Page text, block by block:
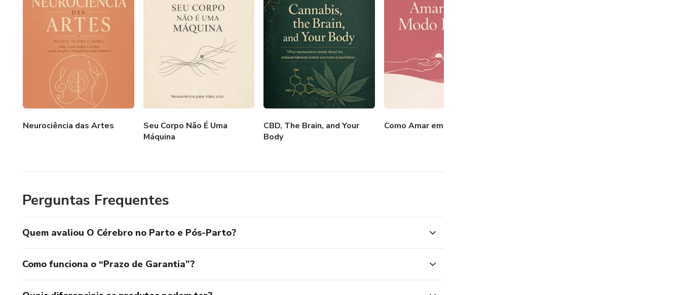
Neurociência das Artes
Seu Corpo Não É Uma
Máquina
CBD, The Brain, and Your
Body
Como Amar em Modo Luta?
Perguntas Frequentes
Quem avaliou O Cérebro no Parto e Pós-Parto?
Como funciona o “Prazo de Garantia”?